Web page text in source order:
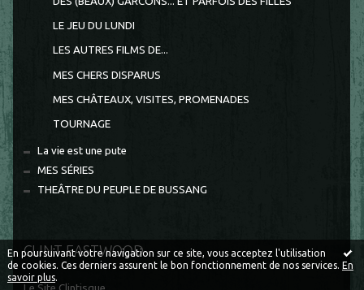
En poursuivant votre navigation sur ce site, vous acceptez l'utilisation
de cookies. Ces derniers assurent le bon fonctionnement de nos services. En
savoir plus.
LE JEU DU LUNDI
LES AUTRES FILMS DE...
MES CHERS DISPARUS
MES CHÂTEAUX, VISITES, PROMENADES
TOURNAGE
La vie est une pute
MES SÉRIES
THEÂTRE DU PEUPLE DE BUSSANG
CLINT EASTWOOD